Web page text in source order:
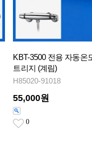
KBT-3500 전용 자동온
트리지 (계림)
H85020-91018
55,000원
0